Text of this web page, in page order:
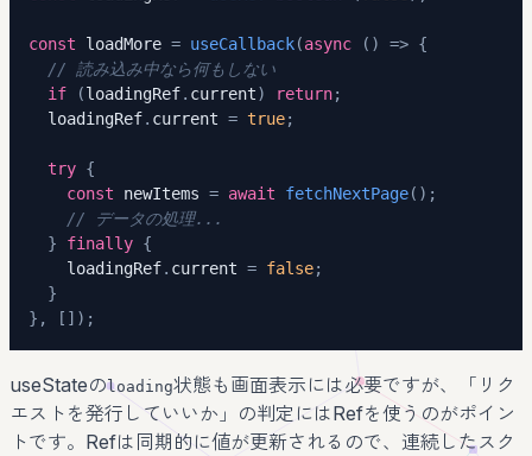
const loadMore = useCallback(async ( ) => {
// 読み込み中なら何もしない
if
(loadingRef. current) return;
  loadingRef
. current = true;
try {
const newItems = await fetchNextPage( ) ;
// データの処理...
}
finally {
    loadingRef
. current = false;
}
} , [ ] ) ;
useStateのloading状態も画面表示には必要ですが、「リク
エストを発行していいか」の判定にはRefを使うのがポイン
トです。Refは同期的に値が更新されるので、連続したスク